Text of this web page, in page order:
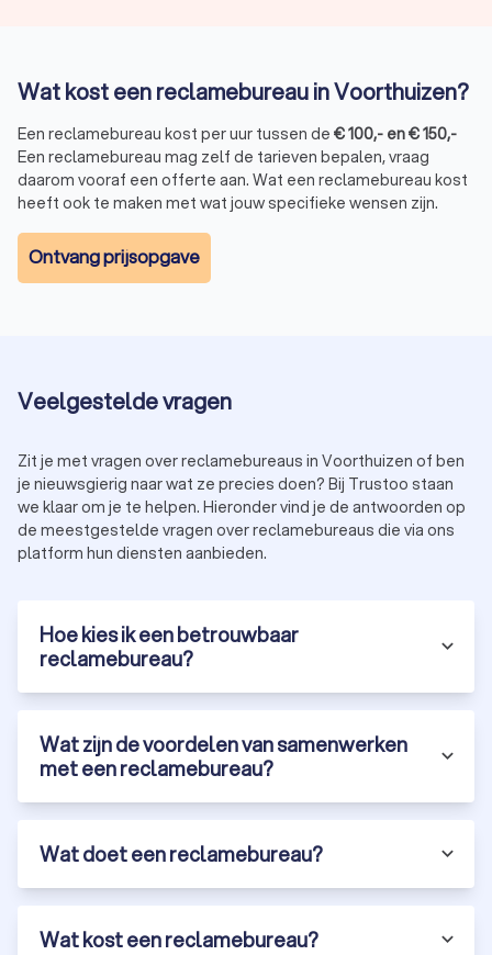
voor je bedrijf.
Website- en app-ontwikkeling:professionele websites
en mobiele applicaties.
TV- en radioreclame:effectieve campagnes via
traditionele media.
Hoe kies je het beste reclamebureau in
Voorthuizen?
krijgen van de kwaliteit.
Budget:kies een bureau dat binnen je budget past
zonder in te leveren op kwaliteit.
Specialisaties:sommige bureaus focussen op
specifieke sectoren of marketingtechnieken.
Met Trustoo vind je eenvoudig de beste reclamebureaus in
groeien.
Wat kost een reclamebureau in Voorthuizen?
Een reclamebureau kost per uur tussen de €100,- en€150,-
Een reclamebureau mag zelf de tarieven bepalen, vraag
daarom vooraf een offerte aan. Wat een reclamebureau kost
heeft ook te maken met wat jouw specifieke wensen zijn.
Ontvang prijsopgave
Veelgestelde vragen
Zit je met vragen over reclamebureaus in Voorthuizen of ben
je nieuwsgierig naar wat ze precies doen? Bij Trustoo staan
we klaar om je te helpen. Hieronder vind je de antwoorden op
de meestgestelde vragen over reclamebureaus die via ons
platform hun diensten aanbieden.
Hoe kies ik een betrouwbaar
reclamebureau?
Wat zijn de voordelen van samenwerken
met een reclamebureau?
Wat doet een reclamebureau?
Wat kost een reclamebureau?